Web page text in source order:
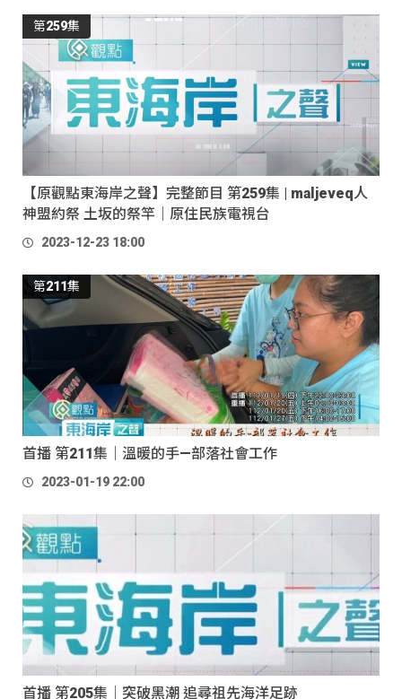
第259集
【原觀點東海岸之聲】完整節目 第259集 | maljeveq人
神盟約祭 土坂的祭竿｜原住民族電視台
2023-12-23 18:00
第211集
首播 第211集｜溫暖的手—部落社會工作
2023-01-19 22:00
首播 第205集｜突破黑潮 追尋祖先海洋足跡